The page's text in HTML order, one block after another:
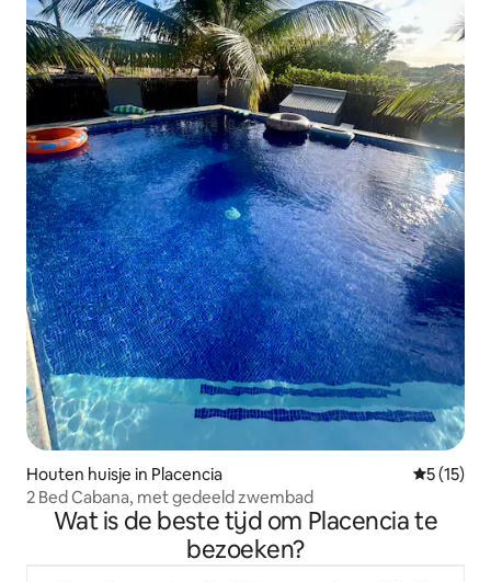
Houten huisje in Placencia
5 (15)
2 Bed Cabana, met gedeeld zwembad
Wat is de beste tijd om Placencia te
bezoeken?